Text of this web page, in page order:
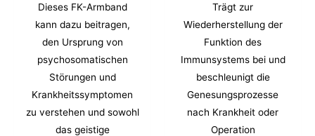
Dieses FK-Armband
kann dazu beitragen,
den Ursprung von
psychosomatischen
Störungen und
Krankheitssymptomen
zu verstehen und sowohl
das geistige
Trägt zur
Wiederherstellung der
Funktion des
Immunsystems bei und
beschleunigt die
Genesungsprozesse
nach Krankheit oder
Operation